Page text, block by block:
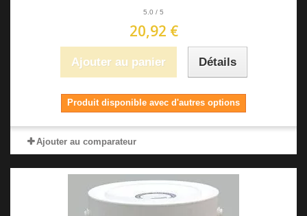
5.0 / 5
20,92 €
Ajouter au panier Détails
Produit disponible avec d'autres options
Ajouter au comparateur